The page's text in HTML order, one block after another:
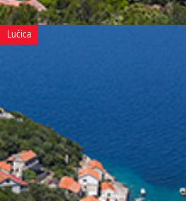
Lučica